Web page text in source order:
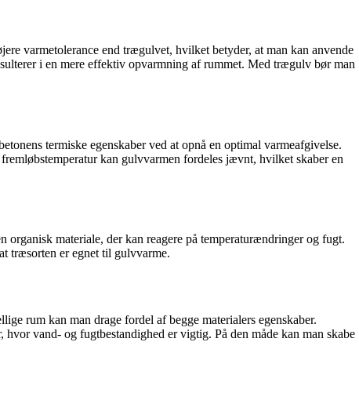
varmetolerance end trægulvet, hvilket betyder, at man kan anvende
i en mere effektiv opvarmning af rummet. Med trægulv bør man
termiske egenskaber ved at opnå en optimal varmeafgivelse.
kan gulvvarmen fordeles jævnt, hvilket skaber en
materiale, der kan reagere på temperaturændringer og fugt.
træsorten er egnet til gulvvarme.
rum kan man drage fordel af begge materialers egenskaber.
vand- og fugtbestandighed er vigtig. På den måde kan man skabe